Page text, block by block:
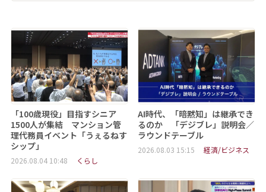
「100歳現役」目指すシニア
1500人が集結 マンション管
理代務員イベント「うぇるねす
シップ」
2026.08.04 10:48 くらし
AI時代、「暗黙知」は継承でき
るのか 「デジブレ」説明会／
ラウンドテーブル
2026.08.03 15:15 経済/ビジネス